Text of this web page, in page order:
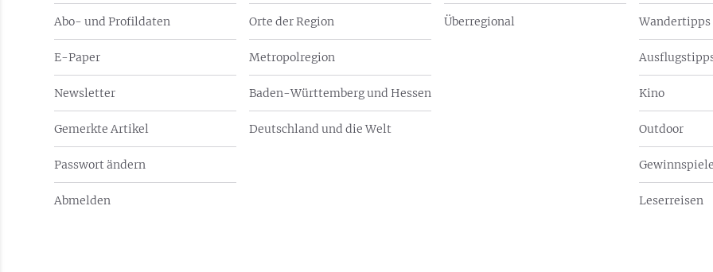
Abo- und Profildaten
E-Paper
Newsletter
Gemerkte Artikel
Passwort ändern
Abmelden
Orte der Region
Metropolregion
Baden-Württemberg und Hessen
Deutschland und die Welt
Überregional Wandertipps
Kino
Outdoor
Gewinnspiele
Leserreisen